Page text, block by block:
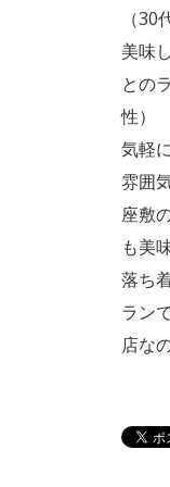
（30
美味
との
性）
気軽
雰囲
座敷
も美
落ち
ラン
店な